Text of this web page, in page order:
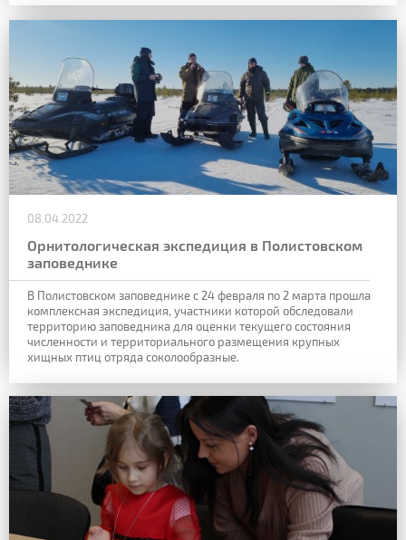
08.04.2022
Орнитологическая экспедиция в Полистовском
заповеднике
В Полистовском заповеднике с 24 февраля по 2 марта прошла
комплексная экспедиция, участники которой обследовали
территорию заповедника для оценки текущего состояния
численности и территориального размещения крупных
хищных птиц отряда соколообразные.